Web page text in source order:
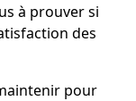
à prouver si
des
pour